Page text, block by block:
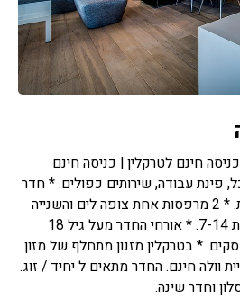
כניסה חינם לטרקלין | כניסה חינם
פינת עבודה, שירותים כפולים. * חדר
רחצה עם אמבטיה ומקלחת. * 2 מרפסות אחת צופה לים והשנייה
פונה לעיר. * ממוקם בקומות 7-14. * אורחי החדר מעל גיל 18
* בטרקלין מזנון מתחלף של מזון
וולה חינם. החדר מתאים ל יחיד / זוג.
וחדר שינה.